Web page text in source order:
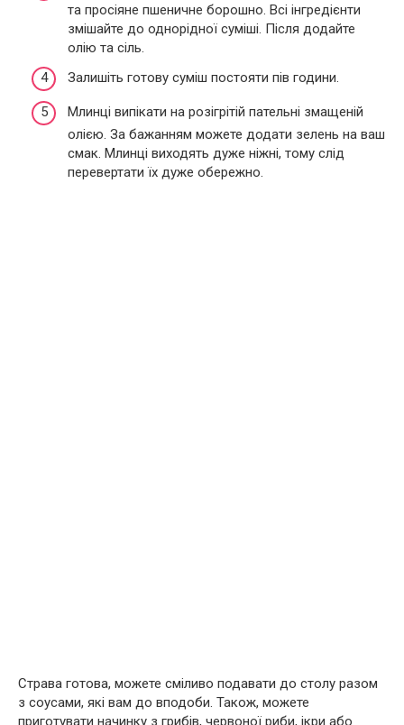
та просіяне пшеничне борошно. Всі інгредієнти
змішайте до однорідної суміші. Після додайте
олію та сіль.
Залишіть готову суміш постояти пів години.
Млинці випікати на розігрітій пательні змащеній
олією. За бажанням можете додати зелень на ваш
смак. Млинці виходять дуже ніжні, тому слід
перевертати їх дуже обережно.
Страва готова, можете сміливо подавати до столу разом
з соусами, які вам до вподоби. Також, можете
приготувати начинку з грибів, червоної риби, ікри або